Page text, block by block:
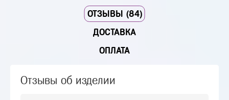
ОТЗЫВЫ (84)
ДОСТАВКА
ОПЛАТА
Отзывы об изделии